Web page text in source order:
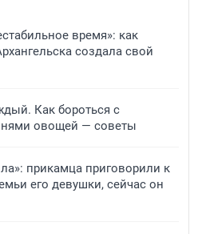
время»: как
создала свой
Как бороться с
овощей — советы
прикамца приговорили к
его девушки, сейчас он